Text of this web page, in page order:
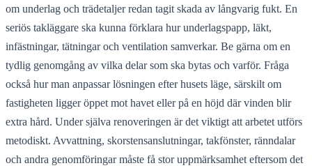
om underlag och trädetaljer redan tagit skada av långvarig fukt. En
seriös takläggare ska kunna förklara hur underlagspapp, läkt,
infästningar, tätningar och ventilation samverkar. Be gärna om en
tydlig genomgång av vilka delar som ska bytas och varför. Fråga
också hur man anpassar lösningen efter husets läge, särskilt om
fastigheten ligger öppet mot havet eller på en höjd där vinden blir
extra hård. Under själva renoveringen är det viktigt att arbetet utförs
metodiskt. Avvattning, skorstensanslutningar, takfönster, ränndalar
och andra genomföringar måste få stor uppmärksamhet eftersom det